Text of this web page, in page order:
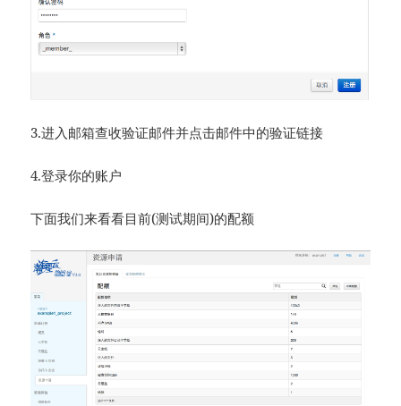
3.进入邮箱查收验证邮件并点击邮件中的验证链接
4.登录你的账户
下面我们来看看目前(测试期间)的配额